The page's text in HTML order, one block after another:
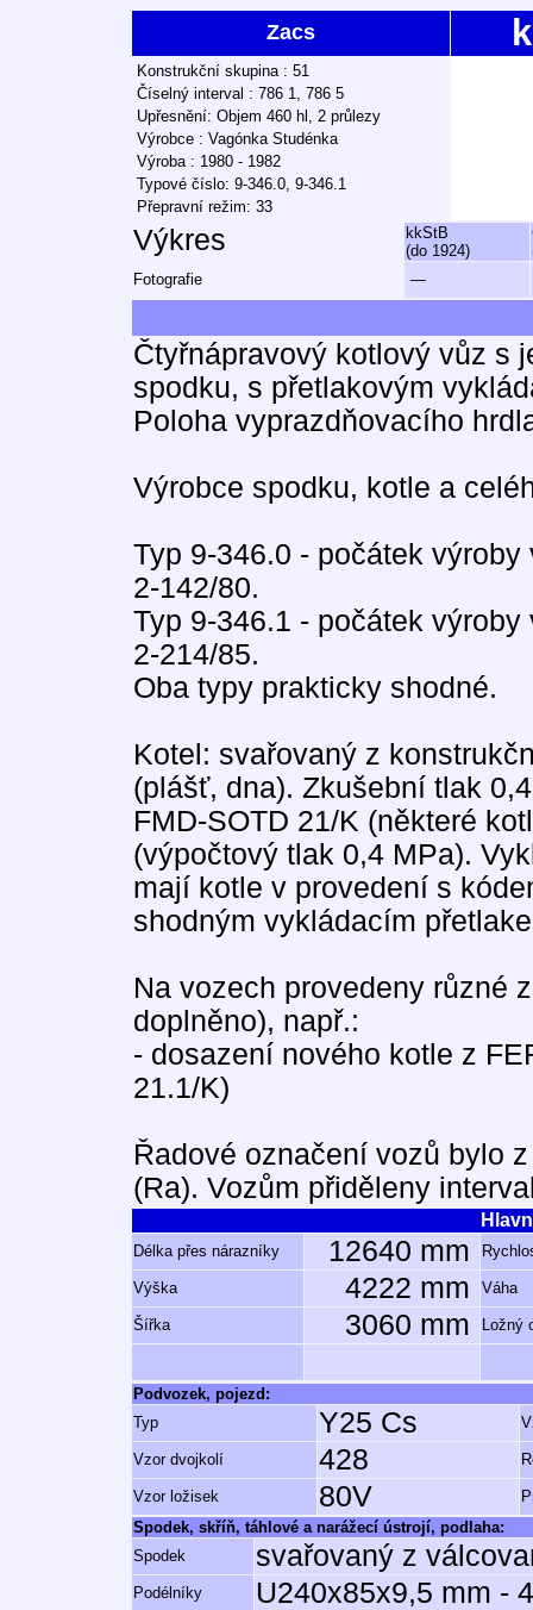
Zacs
Konstrukční skupina : 51
Číselný interval : 786 1, 786 5
Upřesnění: Objem 460 hl, 2 průlezy
Výrobce : Vagónka Studénka
Výroba : 1980 - 1982
Typové číslo: 9-346.0, 9-346.1
Přepravní režim: 33
Výkres
kkStB
(do 1924)
Fotografie
—
Čtyřnápravový kotlový vůz s
spodku, s přetlakovým
Poloha vyprazdňovacího
Výrobce spodku, kotle a
Typ 9-346.0 - počátek
2-142/80.
Typ 9-346.1 - počátek
2-214/85.
Oba typy prakticky shodné.
Kotel: svařovaný z
(plášť, dna). Zkušební tlak
FMD-SOTD 21/K (některé
(výpočtový tlak 0,4 MPa).
mají kotle v provedení s
shodným vykládacím
Na vozech provedeny různé
doplněno), např.:
- dosazení nového kotle z
21.1/K)
Řadové označení vozů bylo
(Ra). Vozům přiděleny
Délka přes nárazníky 12640 mm
Výška 4222 mm Váha
Šířka 3060 mm Ložný
Podvozek, pojezd:
Typ
Y25 Cs
Vzor dvojkolí 428
Vzor ložisek 80V
Spodek, skříň, táhlové a narážecí ústrojí, podlaha:
Spodek
svařovaný z
Podélníky U240x85x9,5 mm -